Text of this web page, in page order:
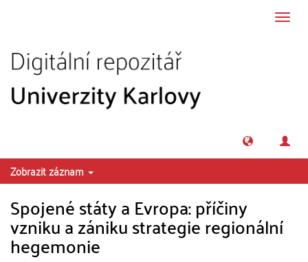
Zobrazit záznam
Spojené státy a Evropa: příčiny
vzniku a zániku strategie regionální
hegemonie